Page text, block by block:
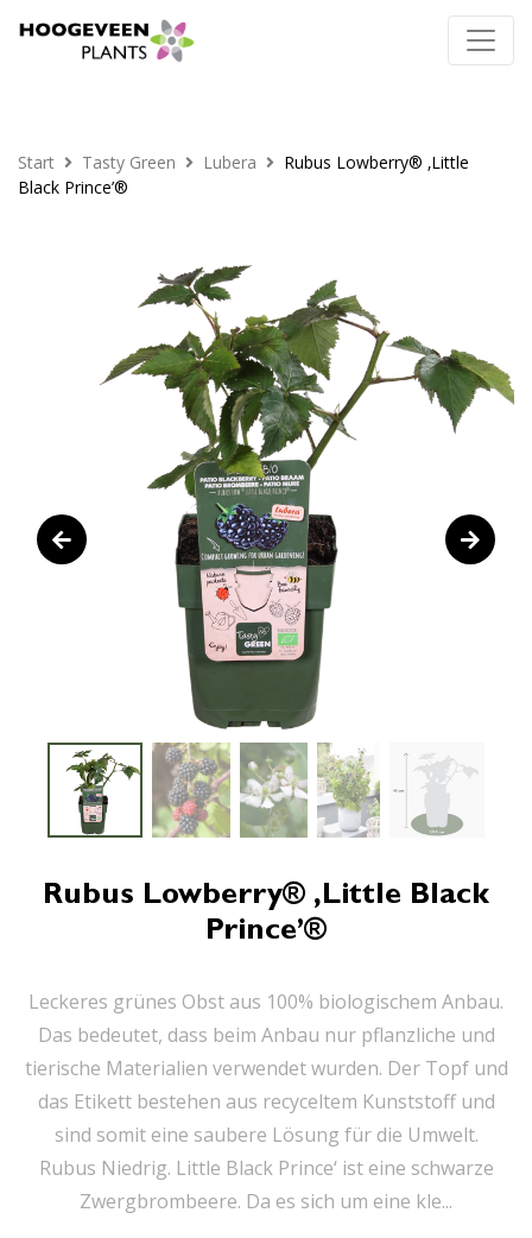
Start Tasty Green Lubera
Rubus Lowberry® ‚Little
Black Prince’®
Rubus Lowberry® ‚Little Black
Prince’®
Leckeres grünes Obst aus 100% biologischem Anbau.
Das bedeutet, dass beim Anbau nur pflanzliche und
tierische Materialien verwendet wurden. Der Topf und
das Etikett bestehen aus recyceltem Kunststoff und
sind somit eine saubere Lösung für die Umwelt.
Rubus Niedrig. Little Black Prince‘ ist eine schwarze
Zwergbrombeere. Da es sich um eine kle...